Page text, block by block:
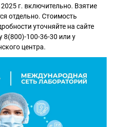
г. включительно. Взятие
отдельно. Стоимость
уточняйте на сайте
8(800)-100-36-30 или у
центра.